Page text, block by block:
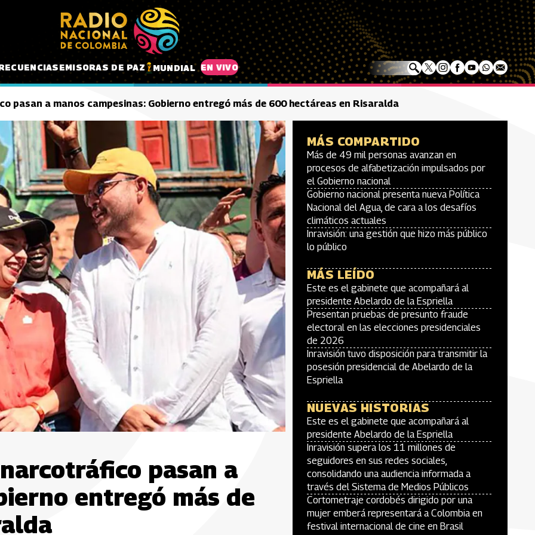
EMISORAS DE PAZ MUNDIAL EN VIVO
pasan a manos campesinas: Gobierno entregó más de 600 hectáreas en Risaralda
pasan a
entregó más de
MÁS COMPARTIDO
Más de 49 mil personas avanzan en
procesos de alfabetización impulsados por
el Gobierno nacional
Gobierno nacional presenta nueva Política
Nacional del Agua, de cara a los desafíos
climáticos actuales
Inravisión: una gestión que hizo más público
lo público
MÁS LEÍDO
Este es el gabinete que acompañará al
presidente Abelardo de la Espriella
Presentan pruebas de presunto fraude
electoral en las elecciones presidenciales
de 2026
Inravisión tuvo disposición para transmitir la
posesión presidencial de Abelardo de la
Espriella
NUEVAS HISTORIAS
Este es el gabinete que acompañará al
presidente Abelardo de la Espriella
Inravisión supera los 11 millones de
seguidores en sus redes sociales,
consolidando una audiencia informada a
través del Sistema de Medios Públicos
Cortometraje cordobés dirigido por una
mujer emberá representará a Colombia en
festival internacional de cine en Brasil